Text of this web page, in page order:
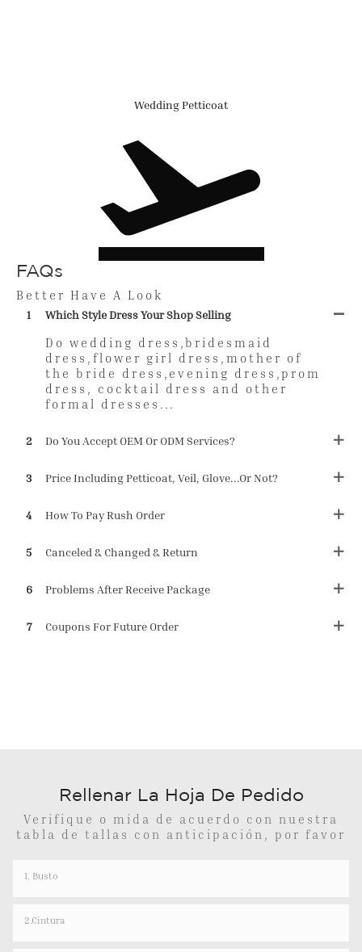
Wedding Petticoat
FAQs
Better Have A Look
1 Which Style Dress Your Shop Selling
Do wedding dress,bridesmaid
dress,flower girl dress,mother of
the bride dress,evening dress,prom
dress, cocktail dress and other
formal dresses...
2 Do You Accept OEM Or ODM Services?
3 Price Including Petticoat, Veil, Glove...or Not?
4 How To Pay Rush Order
5 Canceled & Changed & Return
6 Problems After Receive Package
7 Coupons For Future Order
Rellenar La Hoja De Pedido
Verifique o mida de acuerdo con nuestra
tabla de tallas con anticipación, por favor
1. Busto
2.Cintura